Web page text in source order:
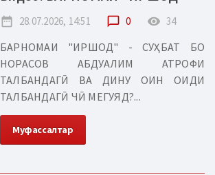
date_range 28.07.2026, 14:51 chat_bubble_outline 0 remove_red_eye 34
БАРНОМАИ "ИРШОД" - СУҲБАТ БО
НОРАСОВ АБДУАЛИМ АТРОФИ
ТАЛБАНДАГӢ ВА ДИНУ ОИН ОИДИ
ТАЛБАНДАГӢ ЧӢ МЕГУЯД?...
Муфассалтар